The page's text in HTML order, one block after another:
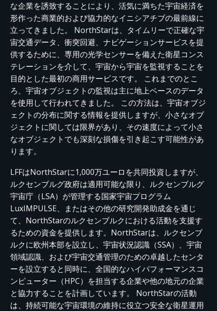
な企業を誘致することにより、活気に満ちた宇宙経済を
形作った商業的および協力的なイニシアチブの最前線に
立ってきました。 NorthStarは、タイムリーで正確な宇
宙交通データ、衝突回避、ナビゲーションサービスを提
供するために、専用の光学センサーを備えた衛星コンス
テレーションを介して、宇宙から宇宙を監視することを
目的とした最初の商用サービスです。 これまでのとこ
ろ、宇宙オブジェクトの監視は主に地上ベースのデータ
を使用して行われてきました。 この方法は、宇宙オブジ
ェクトの分布に関する情報を提供しますが、小さなオブ
ジェクトに関しては限界があり、その速度によって小さ
なオブジェクトでも深刻な損傷を引き起こす可能性があ
ります。
LFFはNorthStarに1,000万ユーロを共同投資しますが、
ルクセンブルグ政府は適用可能な限り、ルクセンブルグ
宇宙庁（LSA）が管理する国家宇宙プログラム
LuxIMPULSE、またはその他の研究開発助成金を通じ
て、NorthStarのルクセンブルクにおける活動を支援す
るための資金を提供します。NorthStarは、ルクセンブ
ルクに欧州本部を設立し、宇宙状況認識（SSA）、宇宙
領域認識、および宇宙交通管理のための卓越したセンタ
ーを設立すると同時に、全国的なハイパフォーマンスコ
ンピューター（HPC）を担当する企業や他の地元の企業
と協力することを計画しています。 NorthStarの活動
は、持続可能な宇宙環境の維持に役立つ安全な衛星運用